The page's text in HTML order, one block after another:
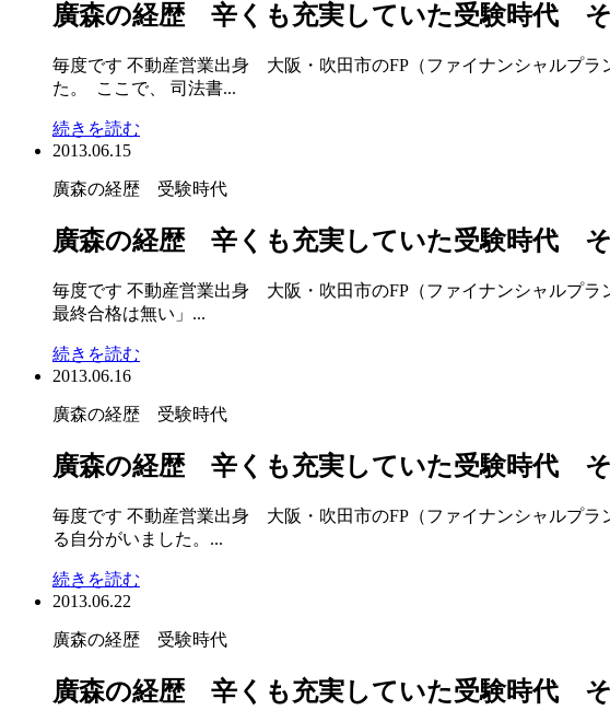
廣森の経歴 辛くも充実していた受験時代
毎度です 不動産営業出身 大阪・吹田市のFP（ファイナンシャルプ
た。 ここで、 司法書...
続きを読む
2013.06.15
廣森の経歴 受験時代
廣森の経歴 辛くも充実していた受験時代
毎度です 不動産営業出身 大阪・吹田市のFP（ファイナンシャルプ
最終合格は無い」...
続きを読む
2013.06.16
廣森の経歴 受験時代
廣森の経歴 辛くも充実していた受験時代
毎度です 不動産営業出身 大阪・吹田市のFP（ファイナンシャルプ
る自分がいました。...
続きを読む
2013.06.22
廣森の経歴 受験時代
廣森の経歴 辛くも充実していた受験時代